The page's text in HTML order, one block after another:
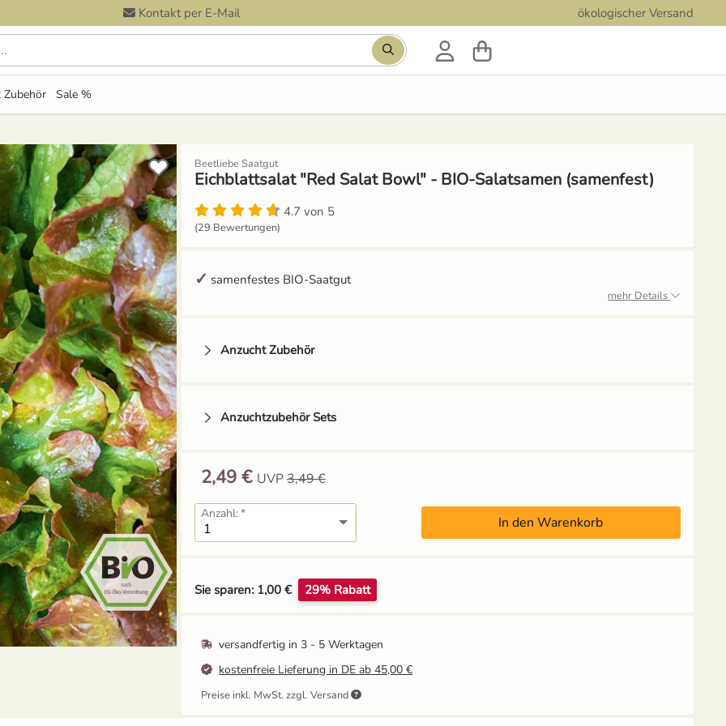
Kontakt per E-Mail ökologischer Versand
Suchbegriff eingeben, Vorschläge erscheinen während
Zubehör Sale %
Beetliebe Saatgut
Eichblattsalat "Red Salat Bowl" - BIO-Salatsamen (samenfest)
4.7 von 5
(29 Bewertungen)
samenfestes BIO-Saatgut
mehr Details
Anzucht Zubehör
Schnur
Deckel (Kunststoff)
4,49 €UVP
Buche
3,95 € UVP
Ballbrause - 250ml
Anzuchtzubehör Sets
12,95 € 14,95 €
2,49 € UVP3,49 €
Anzahl:
In den Warenkorb
Sie sparen: 1,00 € 29% Rabatt
versandfertig in3 - 5 Werktagen
kostenfreie Lieferung in DE ab 45,00 €
Preise inkl. MwSt. zzgl. Versand